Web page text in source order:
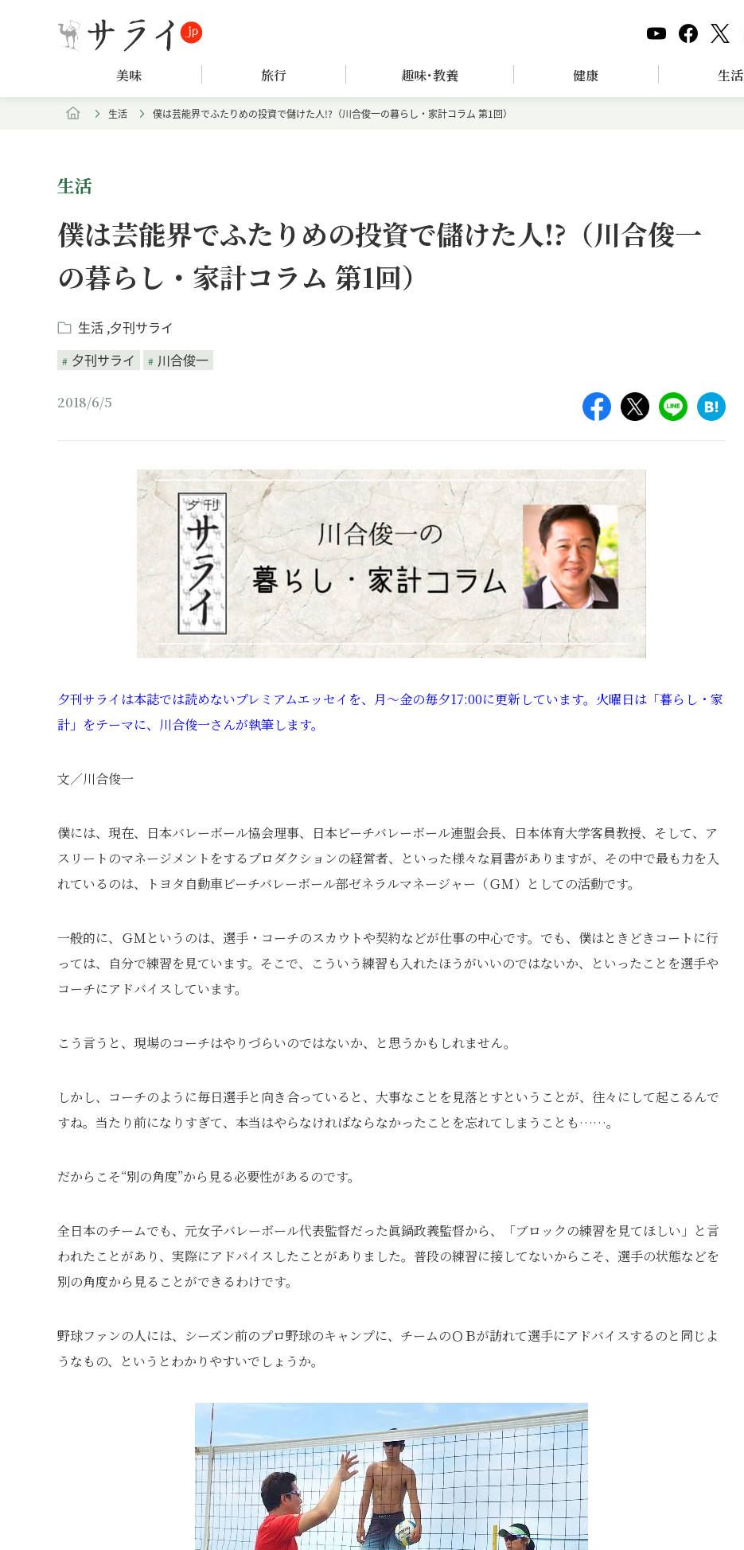
美味 旅行 趣味･教養 健康 生活
生活 僕は芸能界でふたりめの投資で儲けた人!?（川合俊一の暮らし・家計コラム 第1回）
生活
僕は芸能界でふたりめの投資で儲けた人!?（川合俊一
の暮らし・家計コラム 第1回）
生活 夕刊サライ
夕刊サライ
川合俊一
2018/6/5
夕刊サライは本誌では読めないプレミアムエッセイを、月～金の毎夕17:00に更新しています。火曜日は「暮らし・家
計」をテーマに、川合俊一さんが執筆します。
文／川合俊一
僕には、現在、日本バレーボール協会理事、日本ビーチバレーボール連盟会長、日本体育大学客員教授、そして、ア
スリートのマネージメントをするプロダクションの経営者、といった様々な肩書がありますが、その中で最も力を入
れているのは、トヨタ自動車ビーチバレーボール部ゼネラルマネージャー（ＧＭ）としての活動です。
一般的に、ＧＭというのは、選手・コーチのスカウトや契約などが仕事の中心です。でも、僕はときどきコートに行
っては、自分で練習を見ています。そこで、こういう練習も入れたほうがいいのではないか、といったことを選手や
コーチにアドバイスしています。
こう言うと、現場のコーチはやりづらいのではないか、と思うかもしれません。
しかし、コーチのように毎日選手と向き合っていると、大事なことを見落とすということが、往々にして起こるんで
すね。当たり前になりすぎて、本当はやらなければならなかったことを忘れてしまうことも……。
だからこそ“別の角度”から見る必要性があるのです。
全日本のチームでも、元女子バレーボール代表監督だった眞鍋政義監督から、「ブロックの練習を見てほしい」と言
われたことがあり、実際にアドバイスしたことがありました。普段の練習に接してないからこそ、選手の状態などを
別の角度から見ることができるわけです。
野球ファンの人には、シーズン前のプロ野球のキャンプに、チームのＯＢが訪れて選手にアドバイスするのと同じよ
うなもの、というとわかりやすいでしょうか。